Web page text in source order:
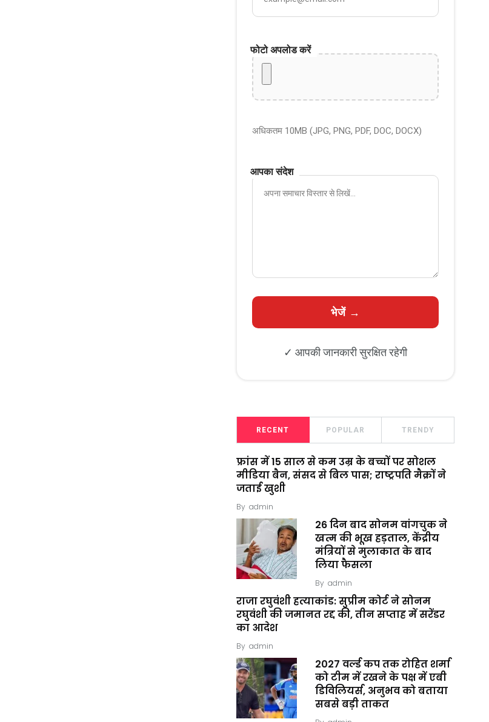
फोटो अपलोड करें
अधिकतम 10MB (JPG, PNG, PDF, DOC, DOCX)
आपका संदेश
✓ आपकी जानकारी सुरक्षित रहेगी
RECENT POPULAR TRENDY
फ्रांस में 15 साल से कम उम्र के बच्चों पर सोशल
मीडिया बैन, संसद से बिल पास; राष्ट्रपति मैक्रों ने
जताई खुशी
By admin
26 दिन बाद सोनम वांगचुक ने
खत्म की भूख हड़ताल, केंद्रीय
मंत्रियों से मुलाकात के बाद
लिया फैसला
By admin
राजा रघुवंशी हत्याकांड: सुप्रीम कोर्ट ने सोनम
रघुवंशी की जमानत रद्द की, तीन सप्ताह में सरेंडर
का आदेश
By admin
2027 वर्ल्ड कप तक रोहित शर्मा
को टीम में रखने के पक्ष में एबी
डिविलियर्स, अनुभव को बताया
सबसे बड़ी ताकत